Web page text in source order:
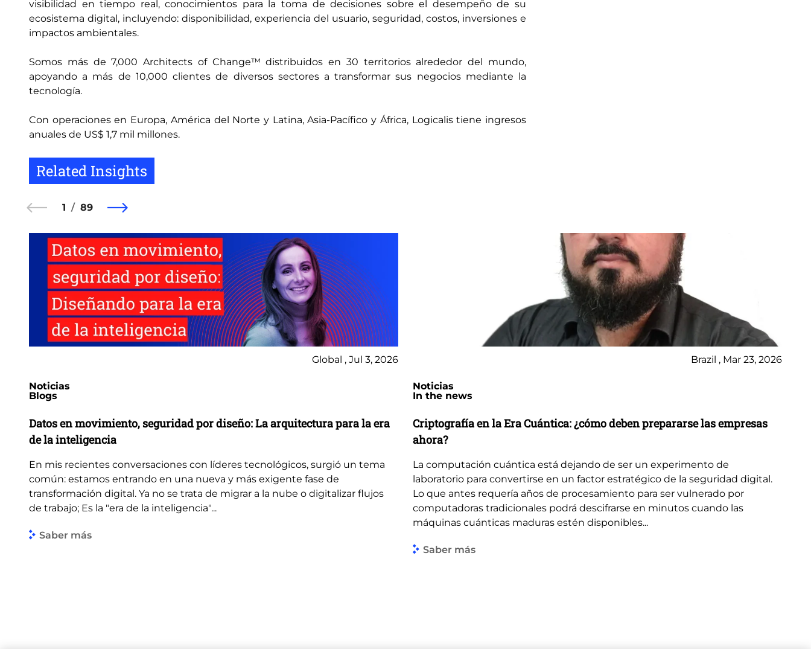
visibilidad en tiempo real, conocimientos para la toma de decisiones sobre el desempeño de su
ecosistema digital, incluyendo: disponibilidad, experiencia del usuario, seguridad, costos, inversiones e
impactos ambientales.
Somos más de 7,000 Architects of Change™ distribuidos en 30 territorios alrededor del mundo,
apoyando a más de 10,000 clientes de diversos sectores a transformar sus negocios mediante la
tecnología.
Con operaciones en Europa, América del Norte y Latina, Asia-Pacífico y África, Logicalis tiene ingresos
anuales de US$ 1,7 mil millones.
Related Insights
1 89
Global , Jul 3, 2026
Noticias
Blogs
Datos en movimiento, seguridad por diseño: La arquitectura para la era
de la inteligencia
En mis recientes conversaciones con líderes tecnológicos, surgió un tema
común: estamos entrando en una nueva y más exigente fase de
transformación digital. Ya no se trata de migrar a la nube o digitalizar flujos
de trabajo; Es la "era de la inteligencia"...
Saber más
Brazil , Mar 23, 2026
Noticias
In the news
Criptografía en la Era Cuántica: ¿cómo deben prepararse las empresas
ahora?
La computación cuántica está dejando de ser un experimento de
laboratorio para convertirse en un factor estratégico de la seguridad digital.
Lo que antes requería años de procesamiento para ser vulnerado por
computadoras tradicionales podrá descifrarse en minutos cuando las
máquinas cuánticas maduras estén disponibles...
Saber más